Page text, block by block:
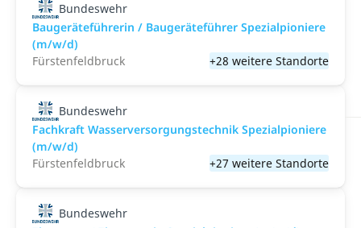
Bundeswehr
Baugeräteführerin / Baugeräteführer Spezialpioniere
(m/w/d)
Fürstenfeldbruck
+28 weitere Standorte
Bundeswehr
Fachkraft Wasserversorgungstechnik Spezialpioniere
(m/w/d)
Fürstenfeldbruck
+27 weitere Standorte
Bundeswehr